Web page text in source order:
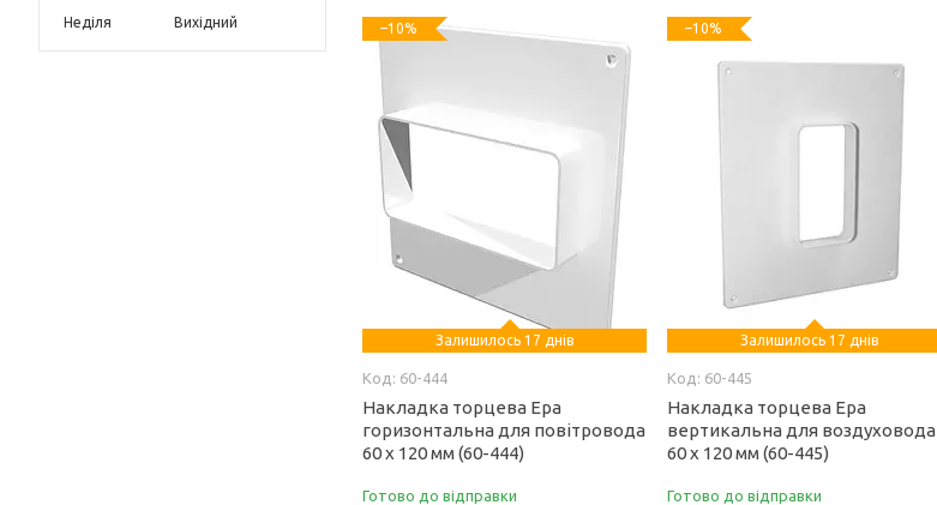
Неділя
Вихідний –10%
Залишилось 17 днів
60-444
Накладка торцева Ера
горизонтальна для повітровода
60 х 120 мм (60-444)
Готово до відправки
–10%
Залишилось 17 днів
60-445
Накладка торцева Ера
вертикальна для воздуховода
60 х 120 мм (60-445)
Готово до відправки